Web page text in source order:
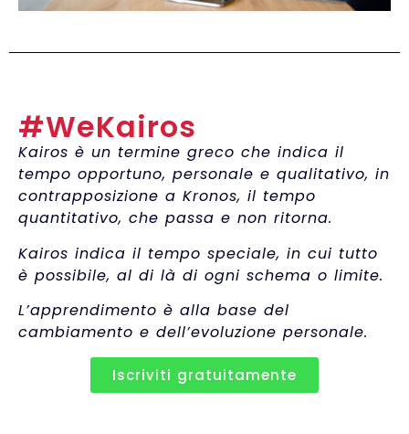
#WeKairos
Kairos è un termine greco che indica il
tempo opportuno, personale e qualitativo, in
contrapposizione a Kronos, il tempo
quantitativo, che passa e non ritorna.
Kairos indica il tempo speciale, in cui tutto
è possibile, al di là di ogni schema o limite.
L’apprendimento è alla base del
cambiamento e dell’evoluzione personale.
Iscriviti gratuitamente